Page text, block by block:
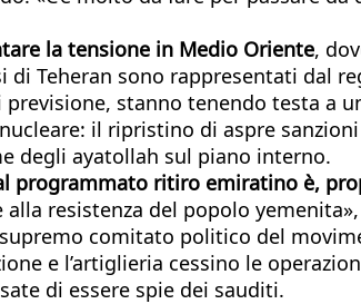
la tensione in Medio Oriente,
Teheran sono rappresentati dal
stanno tenendo testa a
il ripristino di aspre
degli ayatollah sul piano interno.
programmato ritiro emiratino è,
resistenza del popolo
comitato politico del
e l’artiglieria cessino le
di essere spie dei sauditi.